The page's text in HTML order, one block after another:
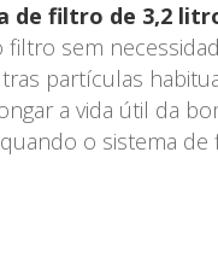
de filtro de 3,2
sem
partículas
a vida útil da
o sistema de